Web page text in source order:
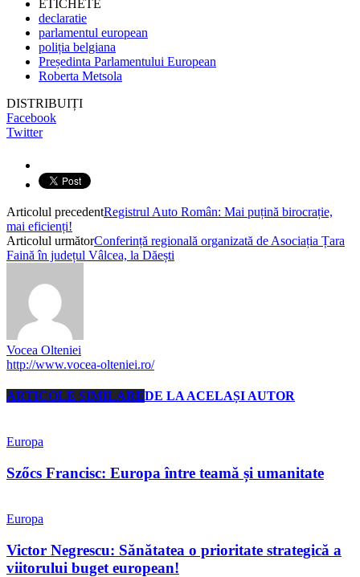
ETICHETE
declaratie
parlamentul european
poliția belgiana
Președinta Parlamentului European
Roberta Metsola
DISTRIBUIȚI
Facebook
Twitter
Articolul precedentRegistrul Auto Român: Mai puțină birocrație,
mai eficienți!
Articolul următorConferință regională organizată de Asociația Țara
Faină în județul Vâlcea, la Dăești
Vocea Olteniei
http://www.vocea-olteniei.ro/
ARTICOLE SIMILAREDE LA ACELAȘI AUTOR
Europa
Szőcs Francisc: Europa între teamă și umanitate
Europa
Victor Negrescu: Sănătatea o prioritate strategică a
viitorului buget european!